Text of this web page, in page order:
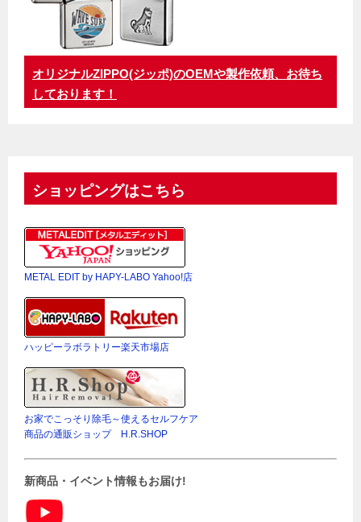
オリジナルZIPPO(ジッポ)のOEMや製作依頼、お待ち
しております！
ショッピングはこちら
METAL EDIT by HAPY-LABO Yahoo!店
ハッピーラボラトリー楽天市場店
お家でこっそり除毛～使えるセルフケア
商品の通販ショップ H.R.SHOP
新商品・イベント情報もお届け!